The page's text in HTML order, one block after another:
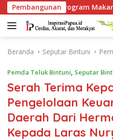
Langsung
ke
konten
Pembangunan
Bergizi Gratis
Beranda Seputar Bintuni
Pemda Teluk Bintuni, Seputar
Serah Terima
Pengelolaan
Daerah Dari
Kepada Laras